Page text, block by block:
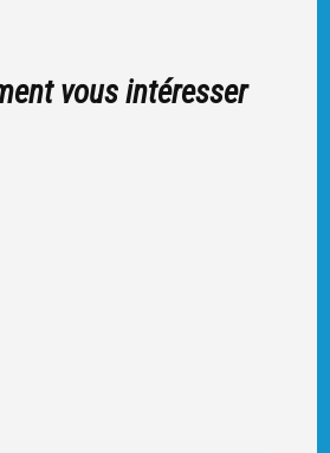
vous intéresser